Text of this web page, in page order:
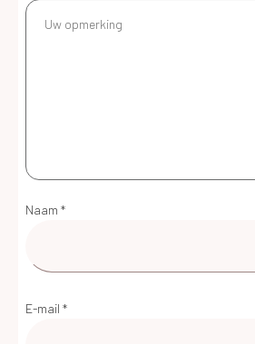
Naam *
E-mail *